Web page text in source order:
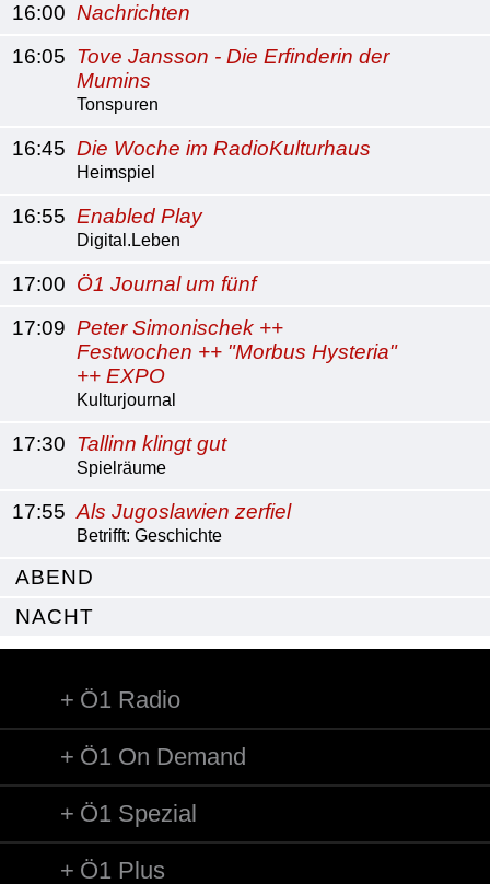
16:00 Nachrichten
16:05 Tove Jansson - Die Erfinderin der
Mumins
Tonspuren
16:45 Die Woche im RadioKulturhaus
Heimspiel
16:55 Enabled Play
Digital.Leben
17:00 Ö1 Journal um fünf
17:09 Peter Simonischek ++
Festwochen ++ "Morbus Hysteria"
++ EXPO
Kulturjournal
17:30 Tallinn klingt gut
Spielräume
17:55 Als Jugoslawien zerfiel
Betrifft: Geschichte
ABEND
NACHT
Ö1 Radio
Ö1 On Demand
Ö1 Spezial
Ö1 Plus